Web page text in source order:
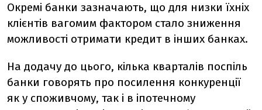
Окремі банки зазначають, що для низки їхніх
клієнтів вагомим фактором стало зниження
можливості отримати кредит в інших банках.
На додачу до цього, кілька кварталів поспіль
банки говорять про посилення конкуренції
як у споживчому, так і в іпотечному